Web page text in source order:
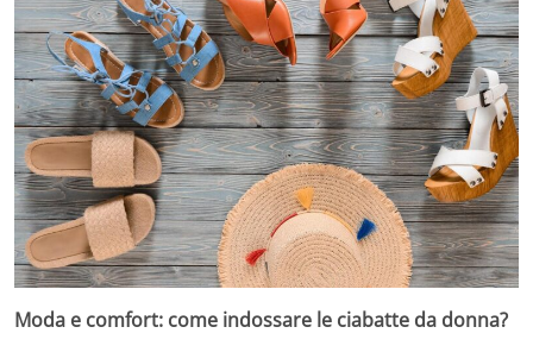
Moda e comfort: come indossare le ciabatte da donna?